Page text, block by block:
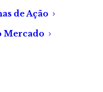
de Ação
Mercado
devagar, dentro dos
de paralelos,
reta comprida
deixa ver os